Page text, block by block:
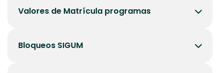
Valores de Matrícula programas
Bloqueos SIGUM